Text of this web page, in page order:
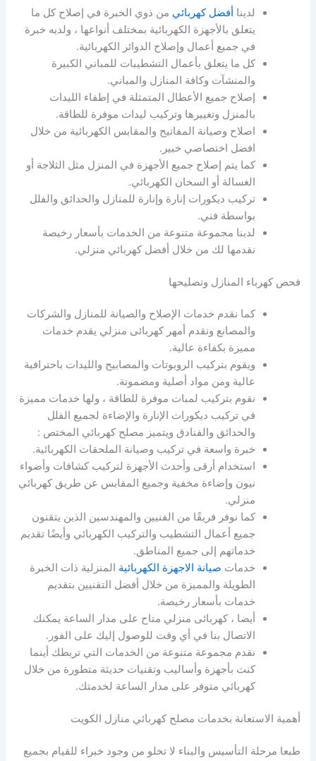
لدينا أفضل كهربائي من ذوي الخبرة في إصلاح كل ما
يتعلق بالأجهزة الكهربائية بمختلف أنواعها ، ولديه خبرة
في جميع أعمال وإصلاح الدوائر الكهربائية.
كل ما يتعلق بأعمال التشطيبات للمباني الكبيرة
والمنشآت وكافة المنازل والمباني.
إصلاح جميع الأعطال المتمثلة في إطفاء الليدات
بالمنزل وتغييرها وتركيب ليدات موفرة للطاقة.
اصلاح وصيانة المفاتيح والمقابس الكهربائية من خلال
افضل اختصاصي خبير.
كما يتم إصلاح جميع الأجهزة في المنزل مثل الثلاجة أو
الغسالة أو السخان الكهربائي.
تركيب ديكورات إنارة وإنارة للمنازل والحدائق والفلل
بواسطة فني.
لدينا مجموعة متنوعة من الخدمات بأسعار رخيصة
نقدمها لك من خلال أفضل كهربائي منزلي.
فحص كهرباء المنازل وتصليحها
كما نقدم خدمات الإصلاح والصيانة للمنازل والشركات
والمصانع ونقدم أمهر كهربائى منزلي يقدم خدمات
مميزة بكفاءة عالية.
ويقوم بتركيب الروبوتات والمصابيح والليدات باحترافية
عالية ومن مواد أصلية ومضمونة.
نقوم بتركيب لمبات موفرة للطاقة ، ولها خدمات مميزة
في تركيب ديكورات الإنارة والإضاءة لجميع الفلل
والحدائق والفنادق ويتميز مصلح كهربائي المختص :
خبرة واسعة في تركيب وصيانة الملحقات الكهربائية.
استخدام أرقى وأحدث الأجهزة لتركيب كشافات وأضواء
نيون وإضاءة مخفية وجميع المقابس عن طريق كهربائي
منزلي.
كما نوفر فريقًا من الفنيين والمهندسين الذين يتقنون
جميع أعمال التشطيب والتركيب الكهربائي وأيضًا تقديم
خدماتهم إلى جميع المناطق.
خدمات صيانة الاجهزة الكهربائية المنزلية ذات الخبرة
الطويلة والمميزة من خلال أفضل التقنيين بتقديم
خدمات بأسعار رخيصة.
أيضا ، كهربائى منزلي متاح على مدار الساعة يمكنك
الاتصال بنا في أي وقت للوصول إليك على الفور.
نقدم مجموعة متنوعة من الخدمات التي تربطك أينما
كنت بأجهزة وأساليب وتقنيات حديثة متطورة من خلال
كهربائي متوفر على مدار الساعة لخدمتك.
أهمية الاستعانة بخدمات مصلح كهربائي منازل الكويت
طبعا مرحلة التأسيس والبناء لا تخلو من وجود خبراء للقيام بجميع